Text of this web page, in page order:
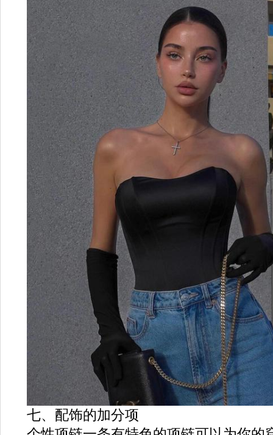
七、配饰的加分项